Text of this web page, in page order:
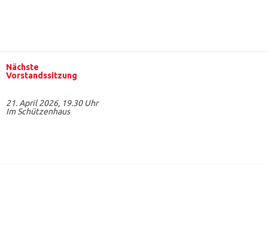
Nächste
Vorstandssitzung
21. April 2026, 19.30 Uhr
Im Schützenhaus